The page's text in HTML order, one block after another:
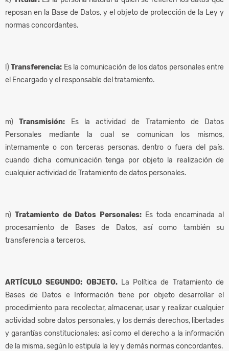
reposan en la Base de Datos, y el objeto de protección de la Ley y
normas concordantes.
l)Transferencia: Es la comunicación de los datos personales entre
el Encargado y el responsable del tratamiento.
m)Transmisión:
Es la actividad de Tratamiento de Datos
Personales mediante la cual se comunican los mismos,
internamente o con terceras personas, dentro o fuera del país,
cuando dicha comunicación tenga por objeto la realización de
cualquier actividad de Tratamiento de datos personales.
n) Tratamiento de Datos Personales: Es toda encaminada al
procesamiento de Bases de Datos, así como también su
transferencia a terceros.
ARTÍCULO SEGUNDO: OBJETO. La Política de Tratamiento de
Bases de Datos e Información tiene por objeto desarrollar el
procedimiento para recolectar, almacenar, usar y realizar cualquier
actividad sobre datos personales, y los demás derechos, libertades
y garantías constitucionales; así como el derecho a la información
de la misma, según lo estipula la ley y demás normas concordantes.